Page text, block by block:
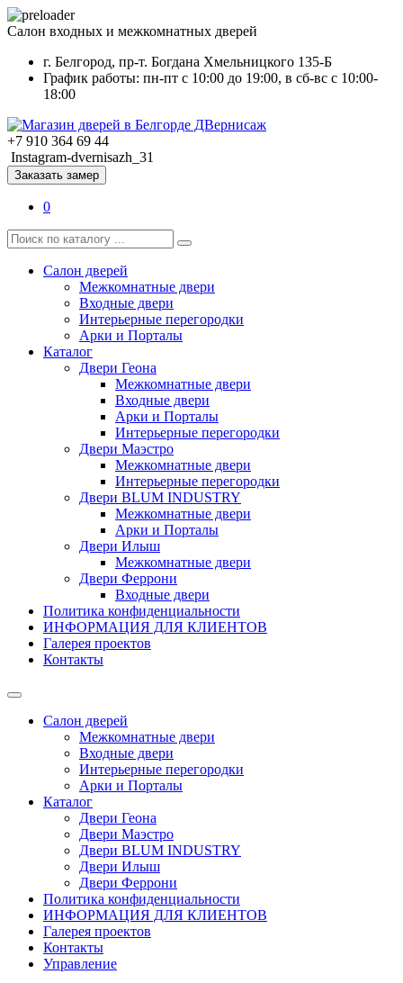
Салон входных и межкомнатных дверей
г. Белгород, пр-т. Богдана Хмельницкого 135-Б
График работы: пн-пт с 10:00 до 19:00, в сб-вс с 10:00-
18:00
+7 910 364 69 44
Instagram-dvernisazh_31
Заказать замер
0
Салон дверей
Межкомнатные двери
Входные двери
Интерьерные перегородки
Арки и Порталы
Каталог
Двери Геона
Межкомнатные двери
Входные двери
Арки и Порталы
Интерьерные перегородки
Двери Маэстро
Межкомнатные двери
Интерьерные перегородки
Двери BLUM INDUSTRY
Межкомнатные двери
Арки и Порталы
Двери Илыш
Межкомнатные двери
Двери Феррони
Входные двери
Политика конфиденциальности
ИНФОРМАЦИЯ ДЛЯ КЛИЕНТОВ
Галерея проектов
Контакты
Салон дверей
Межкомнатные двери
Входные двери
Интерьерные перегородки
Арки и Порталы
Каталог
Двери Геона
Двери Маэстро
Двери BLUM INDUSTRY
Двери Илыш
Двери Феррони
Политика конфиденциальности
ИНФОРМАЦИЯ ДЛЯ КЛИЕНТОВ
Галерея проектов
Контакты
Управление